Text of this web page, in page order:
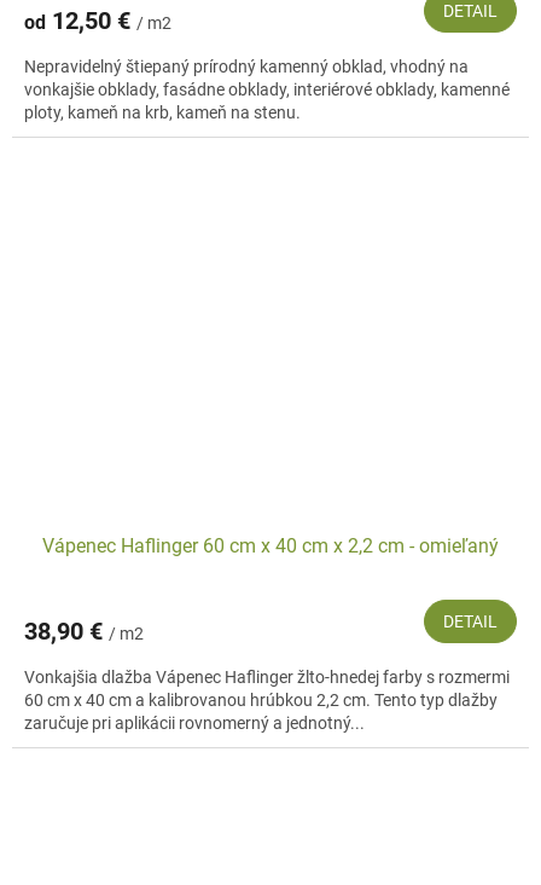
od 12,50 € / m2
DETAIL
Nepravidelný štiepaný prírodný kamenný obklad, vhodný na
vonkajšie obklady, fasádne obklady, interiérové obklady, kamenné
ploty, kameň na krb, kameň na stenu.
Vápenec Haflinger 60 cm x 40 cm x 2,2 cm - omieľaný
38,90 € / m2
DETAIL
Vonkajšia dlažba Vápenec Haflinger žlto-hnedej farby s rozmermi
60 cm x 40 cm a kalibrovanou hrúbkou 2,2 cm. Tento typ dlažby
zaručuje pri aplikácii rovnomerný a jednotný...